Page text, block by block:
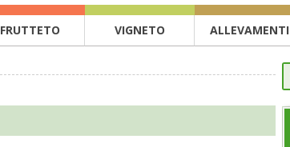
FRUTTETO VIGNETO ALLEVAMENTI